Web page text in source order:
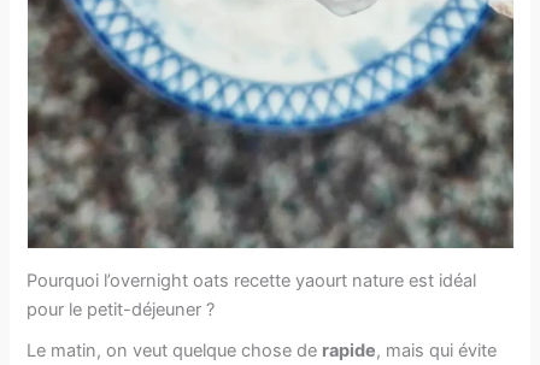
Pourquoi l’overnight oats recette yaourt​ nature est idéal
pour le petit-déjeuner ?
Le matin, on veut quelque chose de rapide, mais qui évite